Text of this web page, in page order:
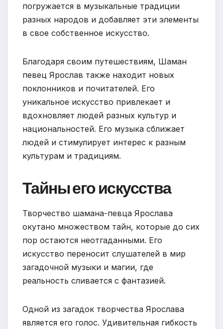
погружается в музыкальные традиции
разных народов и добавляет эти элементы
в свое собственное искусство.
Благодаря своим путешествиям, Шаман
певец Ярослав также находит новых
поклонников и почитателей. Его
уникальное искусство привлекает и
вдохновляет людей разных культур и
национальностей. Его музыка сближает
людей и стимулирует интерес к разным
культурам и традициям.
Тайны его искусства
Творчество шамана-певца Ярослава
окутано множеством тайн, которые до сих
пор остаются неотгаданными. Его
искусство переносит слушателей в мир
загадочной музыки и магии, где
реальность сливается с фантазией.
Одной из загадок творчества Ярослава
является его голос. Удивительная гибкость